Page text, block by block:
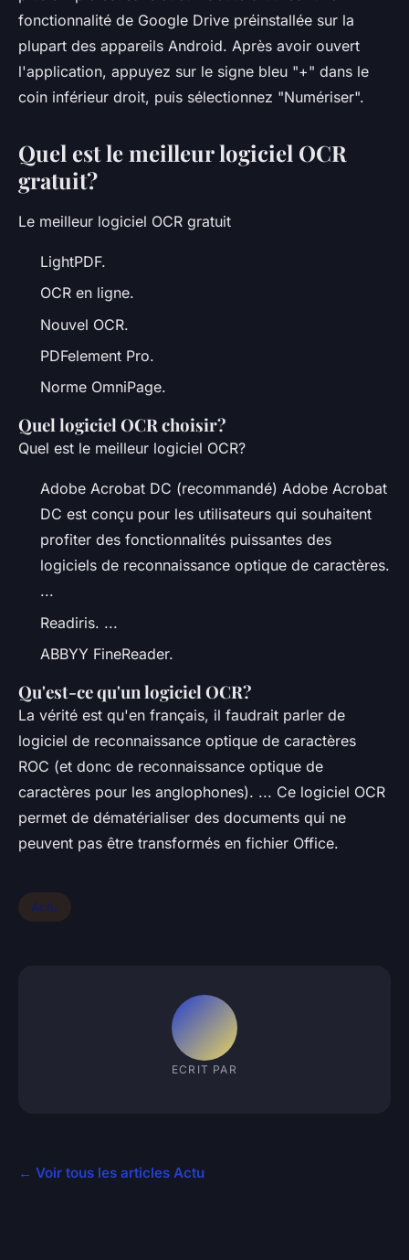
fonctionnalité de Google Drive préinstallée sur la
plupart des appareils Android. Après avoir ouvert
l'application, appuyez sur le signe bleu "+" dans le
coin inférieur droit, puis sélectionnez "Numériser".
Quel est le meilleur logiciel OCR
gratuit?
Le meilleur logiciel OCR gratuit
LightPDF.
OCR en ligne.
Nouvel OCR.
PDFelement Pro.
Norme OmniPage.
Quel logiciel OCR choisir?
Quel est le meilleur logiciel OCR?
Adobe Acrobat DC (recommandé) Adobe Acrobat
DC est conçu pour les utilisateurs qui souhaitent
profiter des fonctionnalités puissantes des
logiciels de reconnaissance optique de caractères.
...
Readiris. ...
ABBYY FineReader.
Qu'est-ce qu'un logiciel OCR?
La vérité est qu'en français, il faudrait parler de
logiciel de reconnaissance optique de caractères
ROC (et donc de reconnaissance optique de
caractères pour les anglophones). ... Ce logiciel OCR
permet de dématérialiser des documents qui ne
peuvent pas être transformés en fichier Office.
Actu
ECRIT PAR
← Voir tous les articles Actu